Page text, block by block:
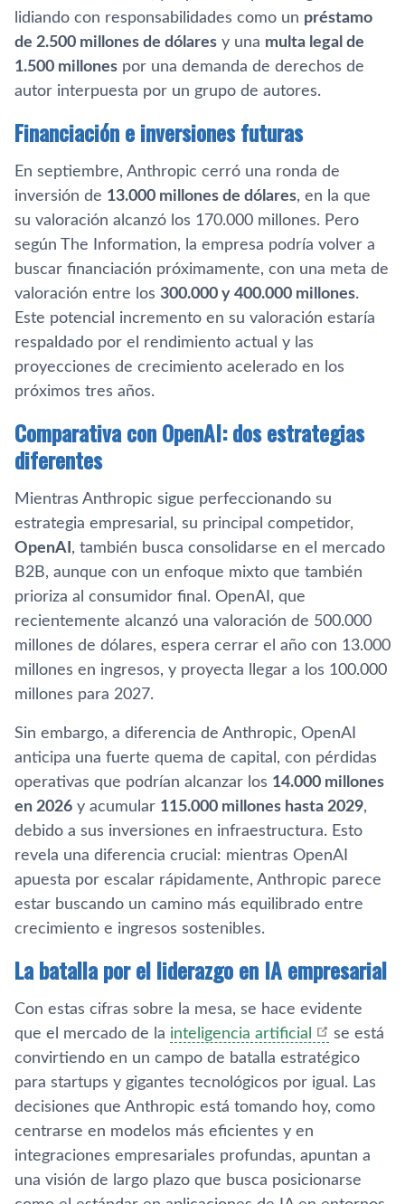
lidiando con responsabilidades como un préstamo
de 2.500 millones de dólares y una multa legal de
1.500 millones por una demanda de derechos de
autor interpuesta por un grupo de autores.
Financiación e inversiones futuras
En septiembre, Anthropic cerró una ronda de
inversión de 13.000 millones de dólares, en la que
su valoración alcanzó los 170.000 millones. Pero
según The Information, la empresa podría volver a
buscar financiación próximamente, con una meta de
valoración entre los 300.000 y 400.000 millones.
Este potencial incremento en su valoración estaría
respaldado por el rendimiento actual y las
proyecciones de crecimiento acelerado en los
próximos tres años.
Comparativa con OpenAI: dos estrategias
diferentes
Mientras Anthropic sigue perfeccionando su
estrategia empresarial, su principal competidor,
OpenAI , también busca consolidarse en el mercado
B2B, aunque con un enfoque mixto que también
prioriza al consumidor final. OpenAI, que
recientemente alcanzó una valoración de 500.000
millones de dólares, espera cerrar el año con 13.000
millones en ingresos, y proyecta llegar a los 100.000
millones para 2027.
Sin embargo, a diferencia de Anthropic, OpenAI
anticipa una fuerte quema de capital, con pérdidas
operativas que podrían alcanzar los 14.000 millones
en 2026 y acumular 115.000 millones hasta 2029,
debido a sus inversiones en infraestructura. Esto
revela una diferencia crucial: mientras OpenAI
apuesta por escalar rápidamente, Anthropic parece
estar buscando un camino más equilibrado entre
crecimiento e ingresos sostenibles.
La batalla por el liderazgo en IA empresarial
Con estas cifras sobre la mesa, se hace evidente
que el mercado de la inteligencia artificial
se está
convirtiendo en un campo de batalla estratégico
para startups y gigantes tecnológicos por igual. Las
decisiones que Anthropic está tomando hoy, como
centrarse en modelos más eficientes y en
integraciones empresariales profundas, apuntan a
una visión de largo plazo que busca posicionarse